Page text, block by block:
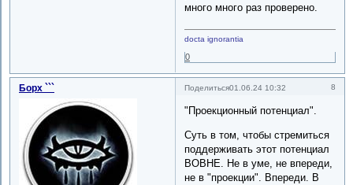
много много раз проверено.
docta ignorantia
0
Поделиться 8
01.06.24 10:32
Борх ```
"Проекционный потенциал".
Суть в том, чтобы стремиться
поддерживать этот потенциал
ВОВНЕ. Не в уме, не впереди,
не в "проекции". Впереди. В